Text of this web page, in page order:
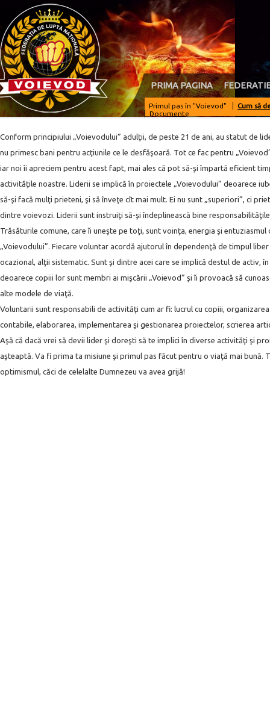
PRIMA PAGINA
Primul pas în "Voievod"
Cum să
Documente
Conform principiului „Voievodului” adulţii, de peste 21 de ani, au statut de
nu primesc bani pentru acţiunile ce le desfăşoară. Tot ce fac pentru
iar noi îi apreciem pentru acest fapt, mai ales că pot să-şi împartă eficient
activităţile noastre. Liderii se implică în proiectele „Voievodului” deoarece
să-şi facă mulţi prieteni, şi să înveţe cît mai mult. Ei nu sunt „superiori”, ci
dintre voievozi. Liderii sunt instruiţi să-şi îndeplinească bine
Trăsăturile comune, care îi uneşte pe toţi, sunt voinţa, energia şi
„Voievodului”. Fiecare voluntar acordă ajutorul în dependenţă de timpul
ocazional, alţii sistematic. Sunt şi dintre acei care se implică destul de activ,
deoarece copiii lor sunt membri ai mişcării „Voievod” şi îi provoacă să
alte modele de viaţă.
Voluntarii sunt responsabili de activităţi cum ar fi: lucrul cu copiii,
contabile, elaborarea, implementarea şi gestionarea proiectelor, scrierea
Aşă că dacă vrei să devii lider şi doreşti să te implici în diverse activităţi şi
aşteaptă. Va fi prima ta misiune şi primul pas făcut pentru o viaţă mai bună.
optimismul, căci de celelalte Dumnezeu va avea grijă!